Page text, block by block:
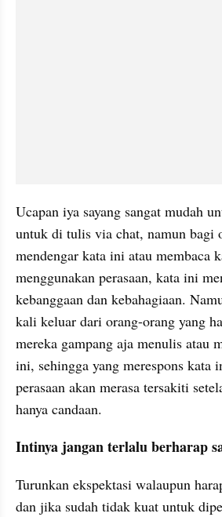
Ucapan iya sayang sangat mudah
untuk di tulis via chat, namun bagi
mendengar kata ini atau membaca
menggunakan perasaan, kata ini
kebanggaan dan kebahagiaan.
kali keluar dari orang-orang yang
mereka gampang aja menulis atau
ini, sehingga yang merespons kata
perasaan akan merasa tersakiti
hanya candaan.
Intinya jangan terlalu berharap
Turunkan ekspektasi walaupun
dan jika sudah tidak kuat untuk